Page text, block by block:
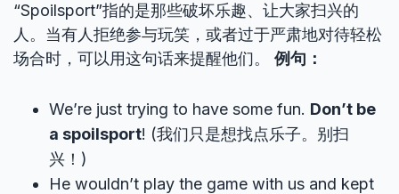
“Spoilsport”指的是那些破坏乐趣、让大家扫兴的
人。当有人拒绝参与玩笑，或者过于严肃地对待轻松
场合时，可以用这句话来提醒他们。 例句：
We’re just trying to have some fun. Don’t be
a spoilsport! (我们只是想找点乐子。别扫
兴！)
He wouldn’t play the game with us and kept